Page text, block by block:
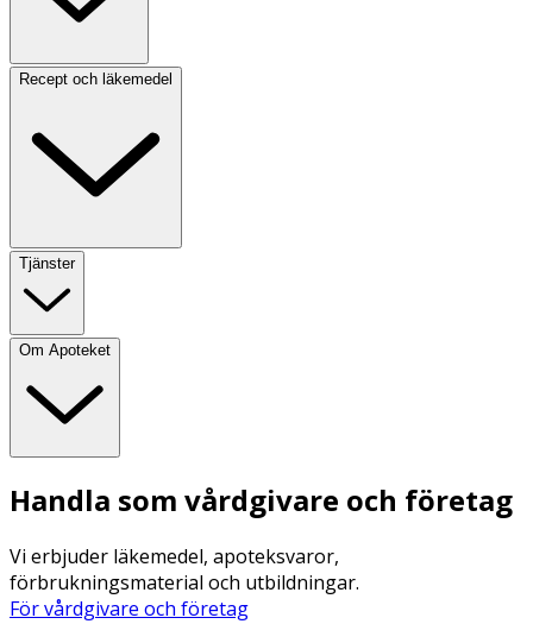
Recept och läkemedel
Tjänster
Om Apoteket
Handla som vårdgivare och företag
Vi erbjuder läkemedel, apoteksvaror,
förbrukningsmaterial och utbildningar.
För vårdgivare och företag